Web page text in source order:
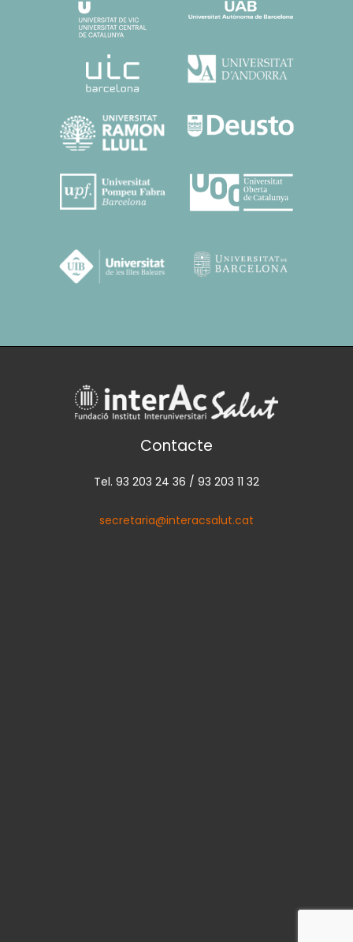
Contacte
Tel. 93 203 24 36 / 93 203 11 32
secretaria@interacsalut.cat